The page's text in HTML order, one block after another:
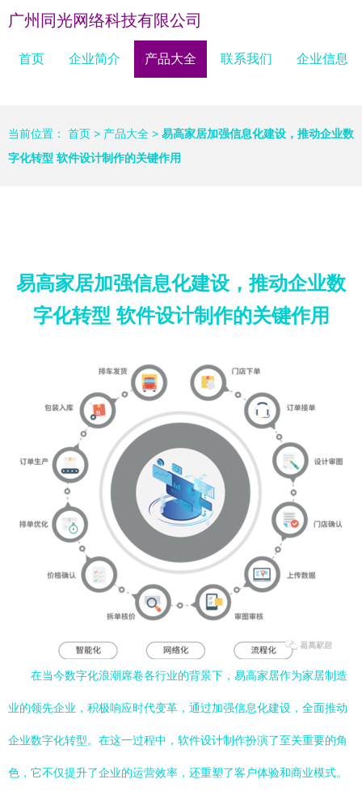
广州同光网络科技有限公司
首页 企业简介 产品大全 联系我们 企业信息
当前位置： 首页 > 产品大全 > 易高家居加强信息化建设，推动企业数
字化转型 软件设计制作的关键作用
易高家居加强信息化建设，推动企业数
字化转型 软件设计制作的关键作用
在当今数字化浪潮席卷各行业的背景下，易高家居作为家居制造
业的领先企业，积极响应时代变革，通过加强信息化建设，全面推动
企业数字化转型。在这一过程中，软件设计制作扮演了至关重要的角
色，它不仅提升了企业的运营效率，还重塑了客户体验和商业模式。